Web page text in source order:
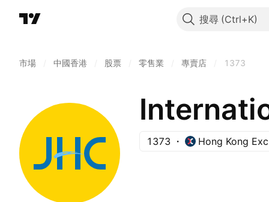
搜尋
市場 中國香港 股票 零售業 專賣店 1373
1373 Hong Kong